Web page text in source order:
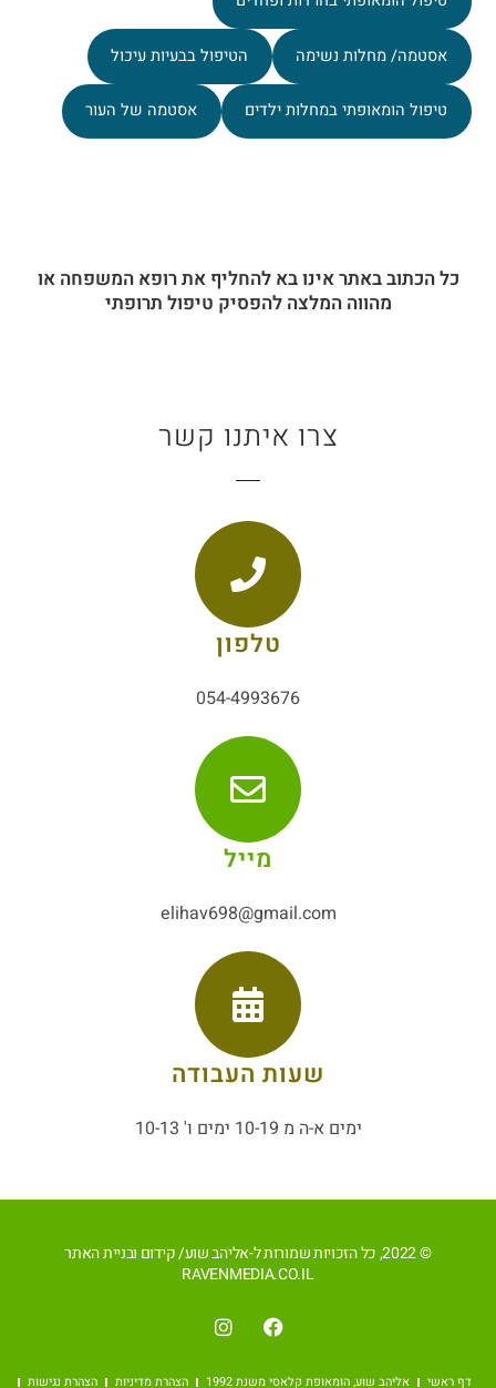
אסטמה/ מחלות נשימה הטיפול בבעיות עיכול
טיפול הומאופתי במחלות ילדים אסטמה של העור
כל הכתוב באתר אינו בא להחליף את רופא המשפחה או
מהווה המלצה להפסיק טיפול תרופתי
צרו איתנו קשר
טלפון
054-4993676
מייל
elihav698@gmail.com
שעות העבודה
ימים א-ה מ 10-19 ימים ו' 10-13
© 2022, כל הזכויות שמורות ל-אליהב שוע/ קידום ובניית האתר
RAVENMEDIA.CO.IL
דף ראשי אליהב שוע, הומאופת קלאסי משנת 1992 הצהרת מדיניות הצהרת נגישות